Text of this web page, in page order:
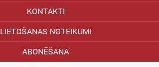
KONTAKTI
LIETOŠANAS NOTEIKUMI
ABONĒŠANA